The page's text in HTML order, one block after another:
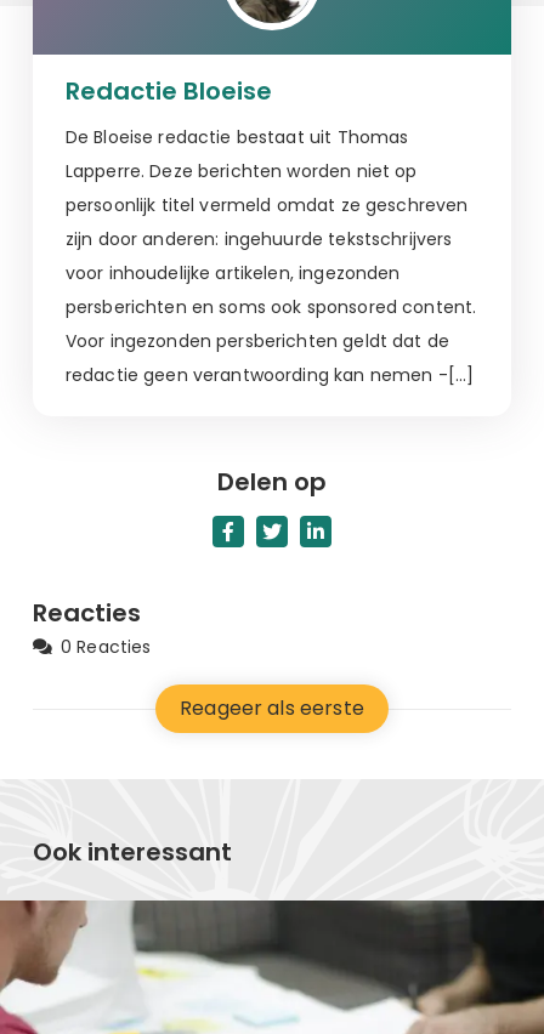
Redactie Bloeise
De Bloeise redactie bestaat uit Thomas
Lapperre. Deze berichten worden niet op
persoonlijk titel vermeld omdat ze geschreven
zijn door anderen: ingehuurde tekstschrijvers
voor inhoudelijke artikelen, ingezonden
persberichten en soms ook sponsored content.
Voor ingezonden persberichten geldt dat de
redactie geen verantwoording kan nemen -[…]
Delen op
Reacties
0 Reacties
Reageer als eerste
Ook interessant